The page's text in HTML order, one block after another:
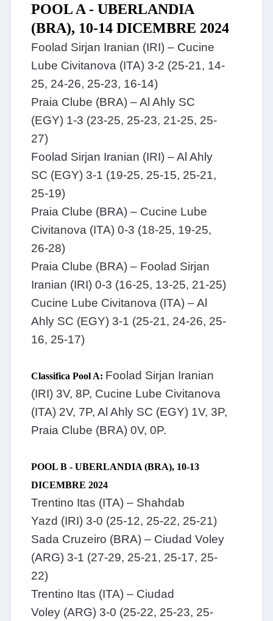
POOL A - UBERLANDIA
(BRA), 10-14 DICEMBRE 2024
Foolad Sirjan Iranian (IRI) – Cucine
Lube Civitanova (ITA) 3-2 (25-21, 14-
25, 24-26, 25-23, 16-14)
Praia Clube (BRA) – Al Ahly SC
(EGY) 1-3 (23-25, 25-23, 21-25, 25-
27)
Foolad Sirjan Iranian (IRI) – Al Ahly
SC (EGY) 3-1 (19-25, 25-15, 25-21,
25-19)
Praia Clube (BRA) – Cucine Lube
Civitanova (ITA) 0-3 (18-25, 19-25,
26-28)
Praia Clube (BRA) – Foolad Sirjan
Iranian (IRI) 0-3 (16-25, 13-25, 21-25)
Cucine Lube Civitanova (ITA) – Al
Ahly SC (EGY) 3-1 (25-21, 24-26, 25-
16, 25-17)
Classifica Pool A: Foolad Sirjan Iranian
(IRI) 3V, 8P, Cucine Lube Civitanova
(ITA) 2V, 7P, Al Ahly SC (EGY) 1V, 3P,
Praia Clube (BRA) 0V, 0P.
POOL B - UBERLANDIA (BRA), 10-13
DICEMBRE 2024
Trentino Itas (ITA) – Shahdab
Yazd (IRI) 3-0 (25-12, 25-22, 25-21)
Sada Cruzeiro (BRA) – Ciudad Voley
(ARG) 3-1 (27-29, 25-21, 25-17, 25-
22)
Trentino Itas (ITA) – Ciudad
Voley (ARG) 3-0 (25-22, 25-23, 25-